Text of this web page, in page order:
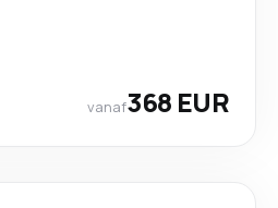
vanaf368 EUR